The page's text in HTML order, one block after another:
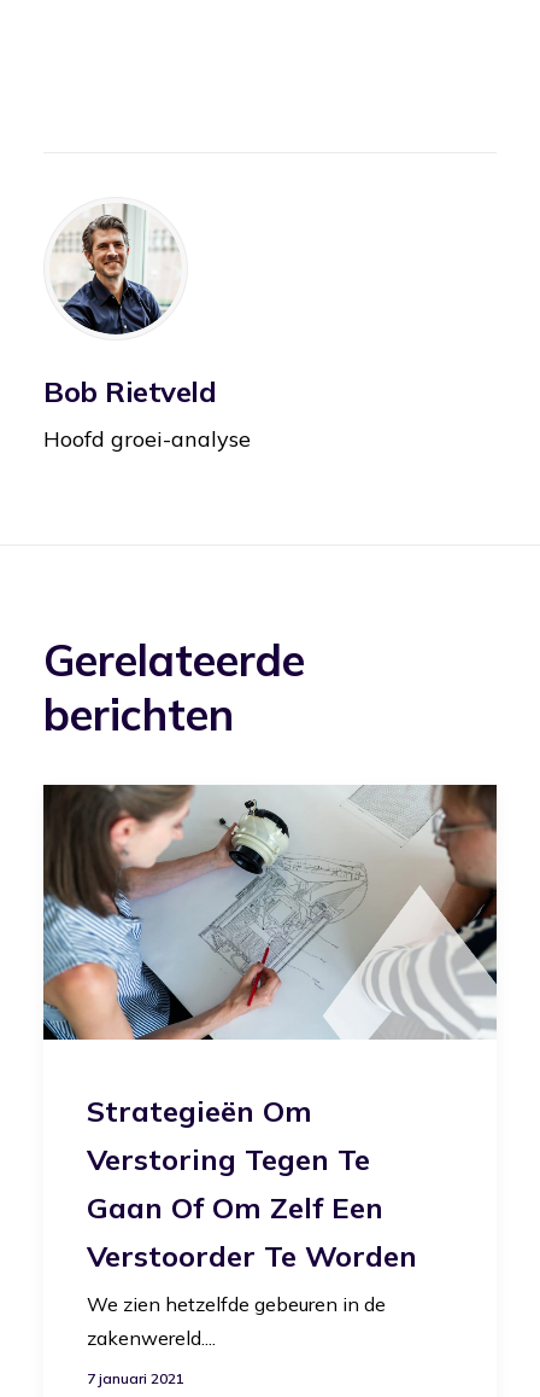
Bob Rietveld
Hoofd groei-analyse
Gerelateerde
berichten
Strategieën Om
Verstoring Tegen Te
Gaan Of Om Zelf Een
Verstoorder Te Worden
We zien hetzelfde gebeuren in de
zakenwereld....
7 januari 2021